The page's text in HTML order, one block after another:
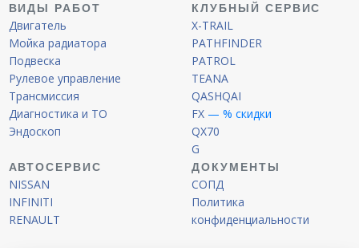
ВИДЫ РАБОТ
Двигатель
Мойка радиатора
Подвеска
Рулевое управление
Трансмиссия
Диагностика и ТО
Эндоскоп
КЛУБНЫЙ СЕРВИС
X-TRAIL
PATHFINDER
PATROL
TEANA
QASHQAI
FX — % скидки
QX70
G
АВТОСЕРВИС
NISSAN
INFINITI
RENAULT
ДОКУМЕНТЫ
СОПД
Политика
конфиденциальности